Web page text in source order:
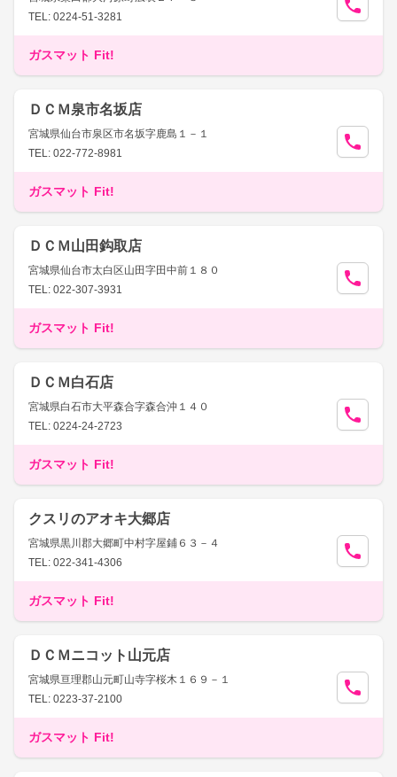
TEL: 0224-51-3281
ガスマット Fit!
ＤＣＭ泉市名坂店
宮城県仙台市泉区市名坂字鹿島１－１
TEL: 022-772-8981
ガスマット Fit!
ＤＣＭ山田鈎取店
宮城県仙台市太白区山田字田中前１８０
TEL: 022-307-3931
ガスマット Fit!
ＤＣＭ白石店
宮城県白石市大平森合字森合沖１４０
TEL: 0224-24-2723
ガスマット Fit!
クスリのアオキ大郷店
宮城県黒川郡大郷町中村字屋鋪６３－４
TEL: 022-341-4306
ガスマット Fit!
ＤＣＭニコット山元店
宮城県亘理郡山元町山寺字桜木１６９－１
TEL: 0223-37-2100
ガスマット Fit!